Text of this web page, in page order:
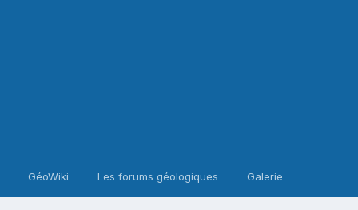
GéoWiki Les forums géologiques Galerie